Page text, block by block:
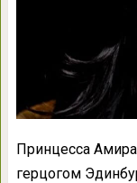
Принцесса
герцогом